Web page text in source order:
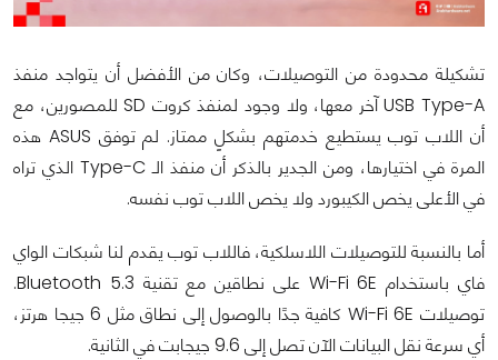
تشكيلة محدودة من التوصيلات، وكان من الأفضل أن يتواجد منفذ
USB Type-A آخر معها، ولا وجود لمنفذ كروت SD للمصورين، مع
أن اللاب توب يستطيع خدمتهم بشكلٍ ممتاز. لم توفق ASUS هذه
المرة في اختيارها، ومن الجدير بالذكر أن منفذ الـ Type-C الذي تراه
في الأعلى يخص الكيبورد ولا يخص اللاب توب نفسه.
أما بالنسبة للتوصيلات اللاسلكية، فاللاب توب يقدم لنا شبكات الواي
فاي باستخدام Wi-Fi 6E على نطاقين مع تقنية Bluetooth 5.3.
توصيلات Wi-Fi 6E كافية جدًا بالوصول إلى نطاق مثل 6 جيجا هرتز،
أي سرعة نقل البيانات الآن تصل إلى 9.6 جيجابت في الثانية.